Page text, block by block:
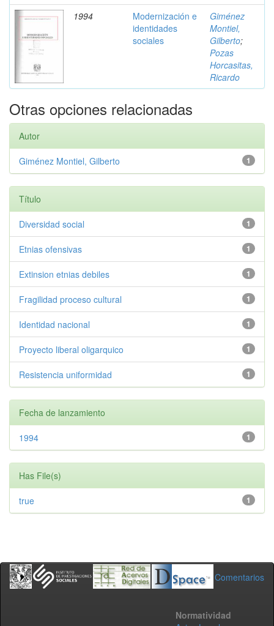
1994
Modernización e
identidades
sociales
Giménez
Montiel,
Gilberto;
Pozas
Horcasitas,
Ricardo
Otras opciones relacionadas
Autor
1
Giménez Montiel, Gilberto
Título
1
Diversidad social
1
Etnias ofensivas
1
Extinsion etnias debiles
1
Fragilidad proceso cultural
1
Identidad nacional
1
Proyecto liberal oligarquico
1
Resistencia uniformidad
Fecha de lanzamiento
1
1994
Has File(s)
1
true
Comentarios
Normatividad